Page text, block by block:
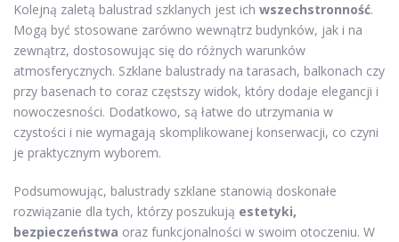
Kolejną zaletą balustrad szklanych jest ich wszechstronność.
Mogą być stosowane zarówno wewnątrz budynków, jak i na
zewnątrz, dostosowując się do różnych warunków
atmosferycznych. Szklane balustrady na tarasach, balkonach czy
przy basenach to coraz częstszy widok, który dodaje elegancji i
nowoczesności. Dodatkowo, są łatwe do utrzymania w
czystości i nie wymagają skomplikowanej konserwacji, co czyni
je praktycznym wyborem.
Podsumowując, balustrady szklane stanowią doskonałe
rozwiązanie dla tych, którzy poszukują estetyki,
bezpieczeństwa oraz funkcjonalności w swoim otoczeniu. W